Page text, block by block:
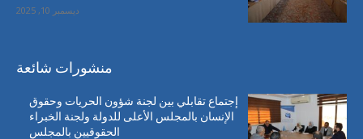
ديسمبر 10, 2025
منشورات شائعة
إجتماع تقابلي بين لجنة شؤون الحريات وحقوق
الإنسان بالمجلس الأعلى للدولة ولجنة الخبراء
الحقوقيين بالمجلس